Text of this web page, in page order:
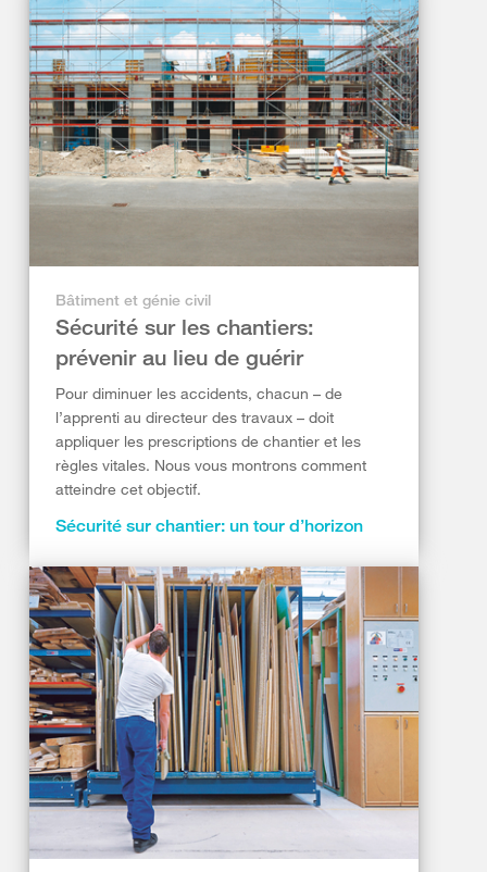
Bâtiment et génie civil
Sécurité sur les chantiers:
prévenir au lieu de guérir
Pour diminuer les accidents, chacun – de
l’apprenti au directeur des travaux – doit
appliquer les prescriptions de chantier et les
règles vitales. Nous vous montrons comment
atteindre cet objectif.
Sécurité sur chantier: un tour d’horizon